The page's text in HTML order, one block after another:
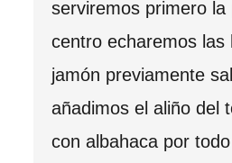
serviremos primero la
centro echaremos las
jamón previamente
añadimos el aliño del
con albahaca por